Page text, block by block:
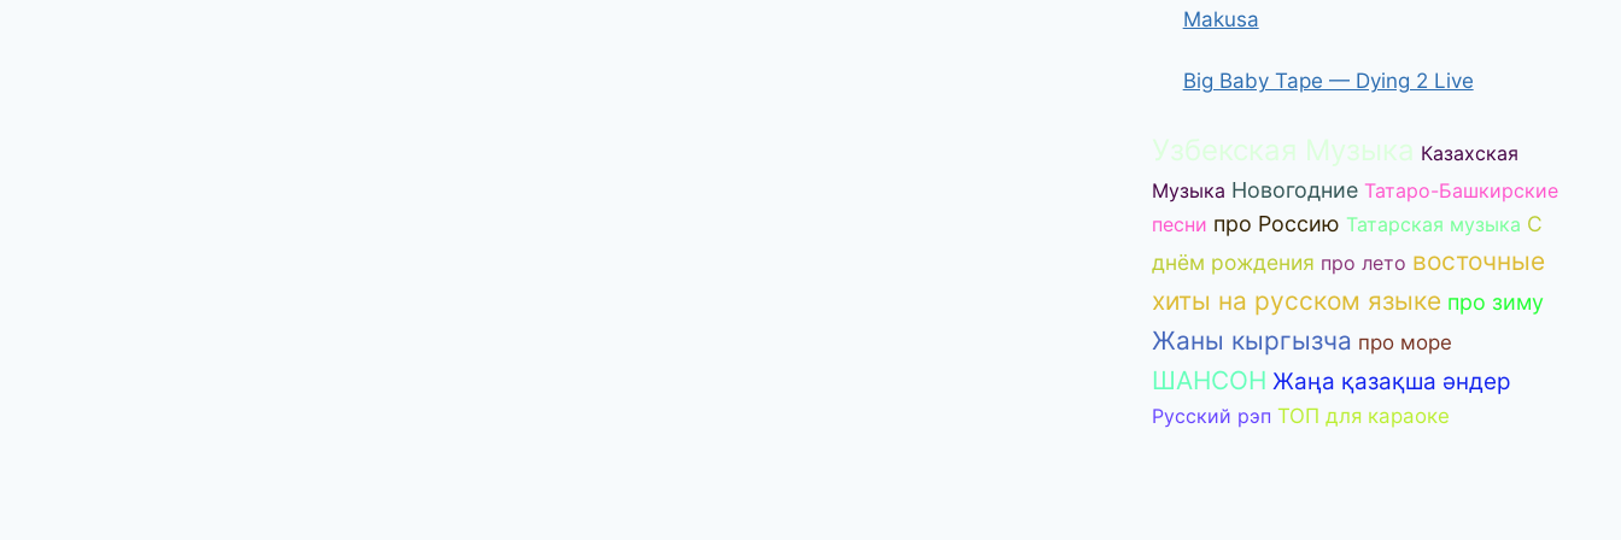
Makusa
Big Baby Tape — Dying 2 Live
Узбекская Музыка Казахская
Музыка Новогодние Татаро-Башкирские
песни про Россию Татарская музыка С
днём рождения про лето восточные
хиты на русском языке про зиму
Жаны кыргызча про море
ШАНСОН Жаңа қазақша әндер
Русский рэп ТОП для караоке